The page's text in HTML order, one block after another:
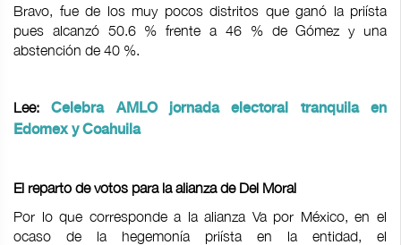
Bravo, fue de los muy pocos distritos que ganó la priísta
pues alcanzó 50.6 % frente a 46 % de Gómez y una
abstención de 40 %.
Lee:Celebra AMLO jornada electoral tranquila en
Edomex y Coahuila
El reparto de votos para la alianza de Del Moral
Por lo que corresponde a la alianza Va por México, en el
ocaso de la hegemonía priísta en la entidad, el